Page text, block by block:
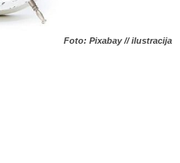
Foto: Pixabay // ilustracija